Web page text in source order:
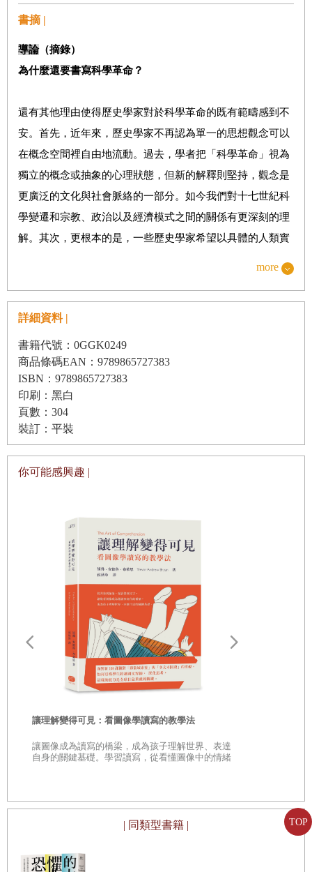
TOP
書摘 |
導論（摘錄）
為什麼還要書寫科學革命？
還有其他理由使得歷史學家對於科學革命的既有範疇感到不
安。首先，近年來，歷史學家不再認為單一的思想觀念可以
在概念空間裡自由地流動。過去，學者把「科學革命」視為
獨立的概念或抽象的心理狀態，但新的解釋則堅持，觀念是
更廣泛的文化與社會脈絡的一部分。如今我們對十七世紀科
學變遷和宗教、政治以及經濟模式之間的關係有更深刻的理
解。其次，更根本的是，一些歷史學家希望以具體的人類實
條公式，或完成一項實驗時，實際上做了什麼？將科學革命
理解成「人類的活動史」，會非常不同於把它理解成（自由
流動的）概念的「概念史」。最後，歷史學家對「誰」創造
了科學革命，也很感興趣。什麼樣的人開創了這樣的變革？
當他們點燃這場革命之火，同時代的人都相信他們嗎？還是
只有一小部分的人相信？如果只有非常少數的人參與，我們
為什麼會說科學革命是個影響「我們」重新看待世界的重大
革命？為什麼會說科學革命開啟了「我們」此刻的現代性？
這一連串的問題若不解決，將變成我們在使用科學革命這個
不斬釘截鐵，但充滿好奇心的時代。
即便有這些合理的懷疑與不確定，書寫科學革命仍是有意義
的。主要的考量有兩個，第一，許多十六世紀晚期和十七世
紀的重要人物都曾明確表示，他們致力推動非常新穎、重要
的自然知識，並發展新的實作，人們透過實作，獲取、評價
和交流正統的知識。他們認為自己是「現代論者」，有別於
「傳統」的思考與實作模式。在這層意義上，今日所謂「科
科學革命來自二十世紀中葉的歷史學家發明一說，實則過於
簡化。所以我們可以這麼說，十七世紀有人有意識且大規模
地改變人們對自然的信念，以及獲取自然知識的方法。一本
企圖當時是否成功，以及彼此之間是否相互競爭、或是矛
但是為什麼我們選擇只說某些故事，而不說其他的呢？如果
more
詳細資料 |
書籍代號：0GGK0249
商品條碼EAN：9789865727383
ISBN：9789865727383
印刷：黑白
頁數：304
裝訂：平裝
你可能感興趣 |
讓理解變得可見：看圖像學讀寫的教學法
讓圖像成為讀寫的橋梁，成為孩子理解世界、表達
自身的關鍵基礎。學習讀寫，從看懂圖像中的情緒
| 同類型書籍 |